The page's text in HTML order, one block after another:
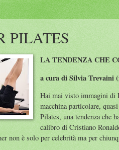
PILATES
LA TENDENZA CHE
a cura di Silvia Trevaini
Hai mai visto immagini di
macchina particolare,
Pilates, una tendenza che
calibro di Cristiano
non è solo per celebrità ma per